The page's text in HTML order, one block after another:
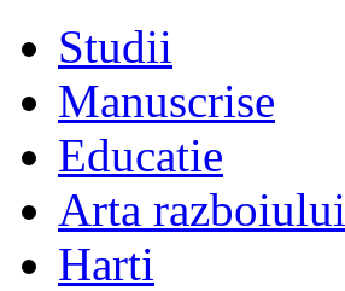
Studii
Manuscrise
Educatie
Arta razboiului
Harti